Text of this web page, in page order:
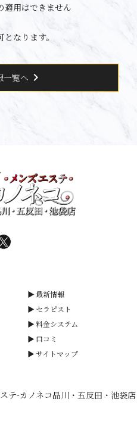
用はできません
なります。
一覧へ chevron_right
最新情報
セラピスト
料金システム
口コミ
サイトマップ
テ-カノネコ品川・五反田・池袋店